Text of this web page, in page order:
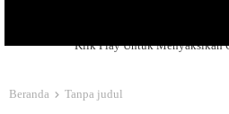
Klik Play Untuk Menyaksikan
Beranda Tanpa judul